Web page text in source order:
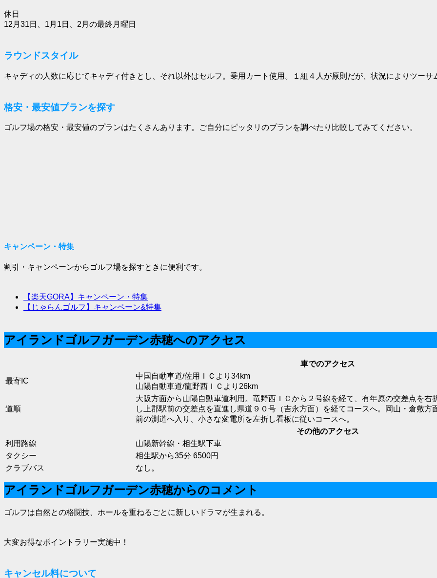
休日
12月31日、1月1日、2月の最終月曜日
ラウンドスタイル
キャディの人数に応じてキャディ付きとし、それ以外はセルフ。乗用カート使用。１組４人が原則だが、状況によりツーサ
格安・最安値プランを探す
ゴルフ場の格安・最安値のプランはたくさんあります。ご自分にピッタリのプランを調べたり比較してみてください。
キャンペーン・特集
割引・キャンペーンからゴルフ場を探すときに便利です。
【楽天GORA】キャンペーン・特集
【じゃらんゴルフ】キャンペーン&特集
アイランドゴルフガーデン赤穂へのアクセス
車でのアクセス
最寄IC
中国自動車道/佐用ＩＣより34km
山陽自動車道/龍野西ＩＣより26km
道順
大阪方面から山陽自動車道利用。竜野西ＩＣから２号線を経て、有年原の交差点を
し上郡駅前の交差点を直進し県道９０号（吉永方面）を経てコースへ。岡山・倉敷
前の測道へ入り、小さな変電所を左折し看板に従いコースへ。
その他のアクセス
利用路線
山陽新幹線・相生駅下車
タクシー
相生駅から35分 6500円
クラブバス
なし。
アイランドゴルフガーデン赤穂からのコメント
ゴルフは自然との格闘技、ホールを重ねるごとに新しいドラマが生まれる。
大変お得なポイントラリー実施中！
キャンセル料について